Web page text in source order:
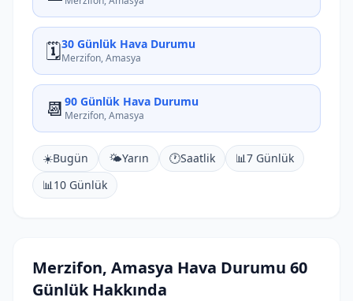
🗓️30 Günlük Hava Durumu
Merzifon, Amasya
📆 90 Günlük Hava Durumu
Merzifon, Amasya
☀️Bugün 🌤️Yarın 🕐Saatlik 📊7 Günlük
📊10 Günlük
Merzifon, Amasya Hava Durumu 60
Günlük Hakkında